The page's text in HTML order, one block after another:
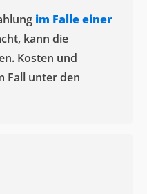
im Falle einer
kann die
Kosten und
Fall unter den